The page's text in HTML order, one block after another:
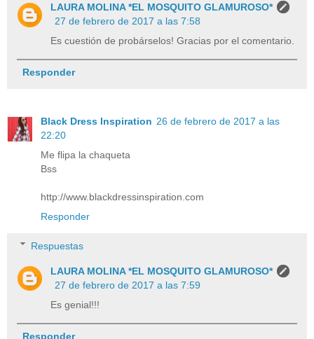
LAURA MOLINA *EL MOSQUITO GLAMUROSO*
27 de febrero de 2017 a las 7:58
Es cuestión de probárselos! Gracias por el comentario.
Responder
Black Dress Inspiration 26 de febrero de 2017 a las
22:20
Me flipa la chaqueta
Bss
http://www.blackdressinspiration.com
Responder
Respuestas
LAURA MOLINA *EL MOSQUITO GLAMUROSO*
27 de febrero de 2017 a las 7:59
Es genial!!!
Responder